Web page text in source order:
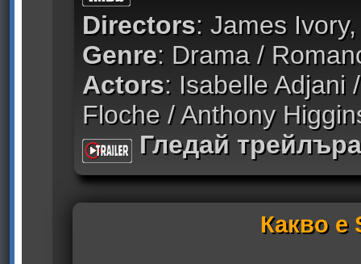
Directors: James
Genre: Drama /
Actors: Isabelle Adjani
Floche / Anthony
Гледай трейлъра
Какво е